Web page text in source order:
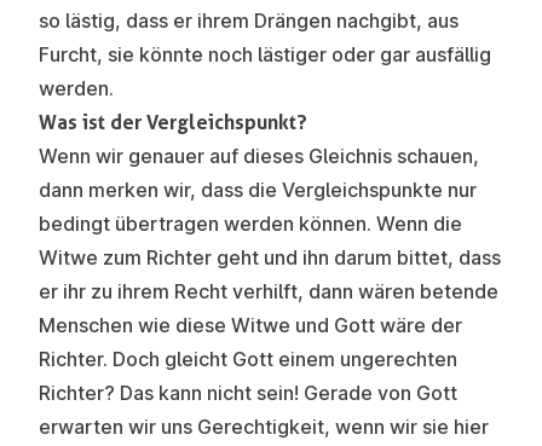
so lästig, dass er ihrem Drängen nachgibt, aus
Furcht, sie könnte noch lästiger oder gar ausfällig
werden.
Was ist der Vergleichspunkt?
Wenn wir genauer auf dieses Gleichnis schauen,
dann merken wir, dass die Vergleichspunkte nur
bedingt übertragen werden können. Wenn die
Witwe zum Richter geht und ihn darum bittet, dass
er ihr zu ihrem Recht verhilft, dann wären betende
Menschen wie diese Witwe und Gott wäre der
Richter. Doch gleicht Gott einem ungerechten
Richter? Das kann nicht sein! Gerade von Gott
erwarten wir uns Gerechtigkeit, wenn wir sie hier